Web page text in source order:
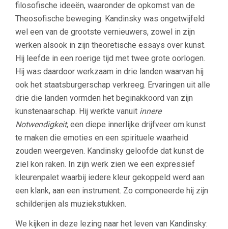
filosofische ideeën, waaronder de opkomst van de
Theosofische beweging. Kandinsky was ongetwijfeld
wel een van de grootste vernieuwers, zowel in zijn
werken alsook in zijn theoretische essays over kunst.
Hij leefde in een roerige tijd met twee grote oorlogen.
Hij was daardoor werkzaam in drie landen waarvan hij
ook het staatsburgerschap verkreeg. Ervaringen uit alle
drie die landen vormden het beginakkoord van zijn
kunstenaarschap. Hij werkte vanuit innere
Notwendigkeit, een diepe innerlijke drijfveer om kunst
te maken die emoties en een spirituele waarheid
zouden weergeven. Kandinsky geloofde dat kunst de
ziel kon raken. In zijn werk zien we een expressief
kleurenpalet waarbij iedere kleur gekoppeld werd aan
een klank, aan een instrument. Zo componeerde hij zijn
schilderijen als muziekstukken.
We kijken in deze lezing naar het leven van Kandinsky: